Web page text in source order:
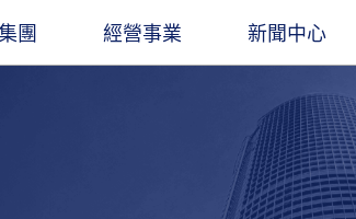
團 經營事業
觀光旅館
交通運輸
領
新聞中心
最新消息
出版品
承遠東心
扮演企業公民角色，讓遠東創造更多